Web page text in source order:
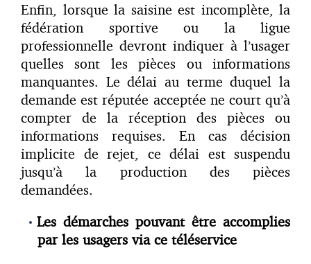
Enfin, lorsque la saisine est incomplète, la
fédération sportive ou la ligue
professionnelle devront indiquer à l’usager
quelles sont les pièces ou informations
manquantes. Le délai au terme duquel la
demande est réputée acceptée ne court qu’à
compter de la réception des pièces ou
informations requises. En cas décision
implicite de rejet, ce délai est suspendu
jusqu’à la production des pièces
demandées.
Les démarches pouvant être accomplies
par les usagers via ce téléservice